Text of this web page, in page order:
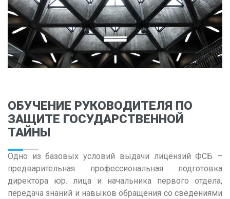
ОБУЧЕНИЕ РУКОВОДИТЕЛЯ ПО
ЗАЩИТЕ ГОСУДАРСТВЕННОЙ
ТАЙНЫ
Одно из базовых условий выдачи лицензий ФСБ –
предварительная профессиональная подготовка
директора юр. лица и начальника первого отдела,
передача знаний и навыков обращения со сведениями
Екатеринбург
И
Иваново
Ижевск
К
Казань
Калининград
Калуга
Кемерово
Киров